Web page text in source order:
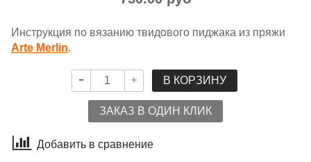
Инструкция по вязанию твидового пиджака из пряжи
Arte Merlin.
В КОРЗИНУ
ЗАКАЗ В ОДИН КЛИК
Добавить в сравнение